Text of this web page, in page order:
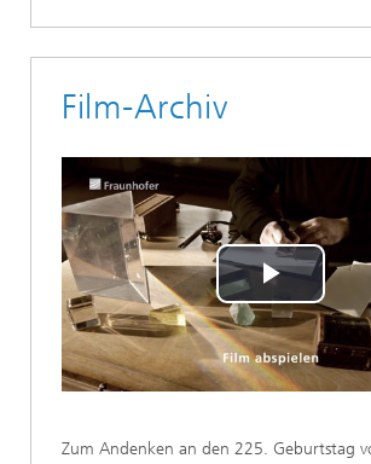
Film-Archiv
Play
Zum Andenken an den 225. Geburtstag